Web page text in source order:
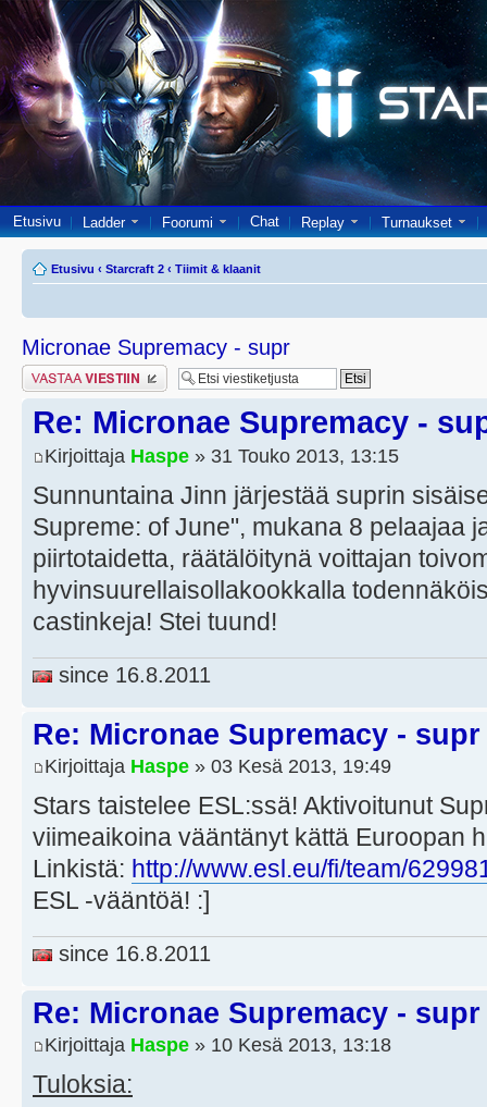
Etusivu Ladder Foorumi Chat Replay Turnaukset
Etusivu ‹ Starcraft 2 ‹ Tiimit & klaanit
Micronae Supremacy - supr
Lähetä vastaus
Re: Micronae Supremacy -
Kirjoittaja Haspe » 31 Touko 2013, 13:15
Sunnuntaina Jinn järjestää suprin
Supreme: of June", mukana 8 pelaajaa
piirtotaidetta, räätälöitynä voittajan
hyvinsuurellaisollakookkalla
castinkeja! Stei tuund!
since 16.8.2011
Re: Micronae Supremacy - supr
Kirjoittaja Haspe » 03 Kesä 2013, 19:49
Stars taistelee ESL:ssä! Aktivoitunut
viimeaikoina vääntänyt kättä Euroopan
Linkistä: http://www.esl.eu/fi/team/
ESL -vääntöä! :]
since 16.8.2011
Re: Micronae Supremacy - supr
Kirjoittaja Haspe » 10 Kesä 2013, 13:18
Tuloksia: